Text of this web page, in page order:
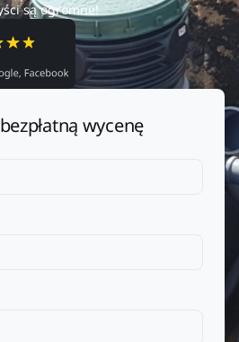
są ogromne!
wycenę